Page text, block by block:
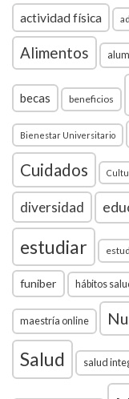
actividad física
Alimentos
becas beneficios
Bienestar Universitario
Cuidados
diversidad
estudiar
funiber hábitos
maestría online
Salud salud